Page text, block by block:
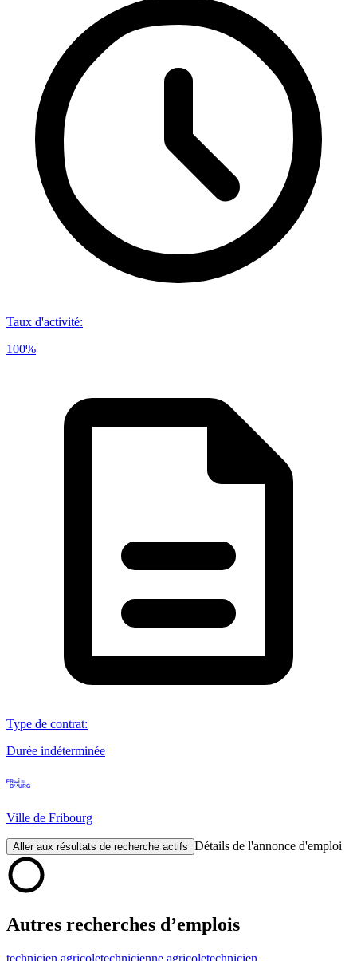
Taux d'activité:
100%
Type de contrat:
Durée indéterminée
Ville de Fribourg
Aller aux résultats de recherche actifs Détails de l'annonce d'emploi
Autres recherches d’emplois
technicien agricoletechnicienne agricoletechnicien